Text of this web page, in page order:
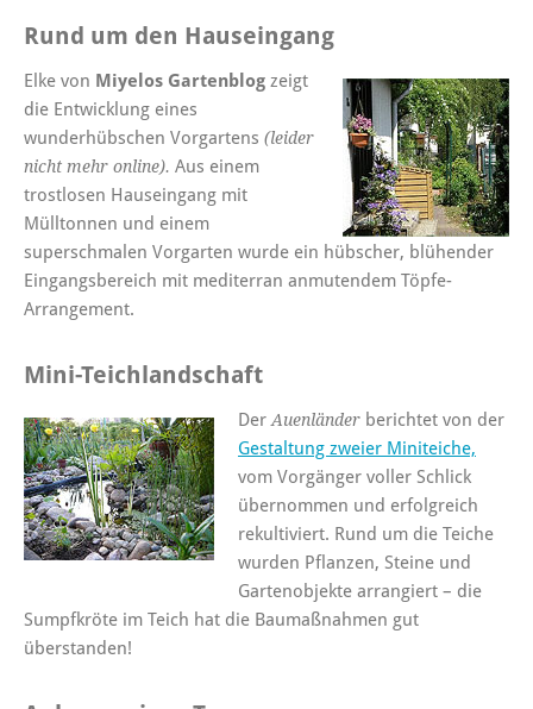
Rund um den Hauseingang
Elke von Miyelos Gartenblog zeigt
die Entwicklung eines
wunderhübschen Vorgartens (leider
nicht mehr online). Aus einem
trostlosen Hauseingang mit
Mülltonnen und einem
superschmalen Vorgarten wurde ein hübscher, blühender
Eingangsbereich mit mediterran anmutendem Töpfe-
Arrangement.
Mini-Teichlandschaft
DerAuenländer berichtet von der
Gestaltung zweier Miniteiche,
vom Vorgänger voller Schlick
übernommen und erfolgreich
rekultiviert. Rund um die Teiche
wurden Pflanzen, Steine und
Gartenobjekte arrangiert – die
Sumpfkröte im Teich hat die Baumaßnahmen gut
überstanden!